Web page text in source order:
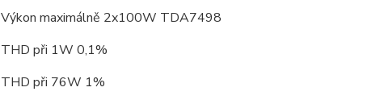
Výkon maximálně 2x100W TDA7498
THD při 1W 0,1%
THD při 76W 1%